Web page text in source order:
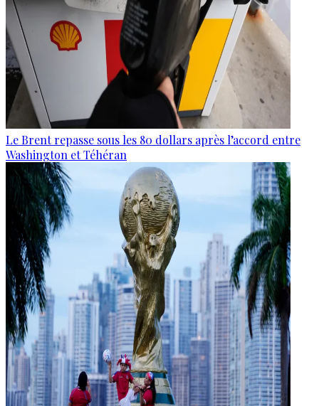
Le Brent repasse sous les 80 dollars après l’accord entre
Washington et Téhéran